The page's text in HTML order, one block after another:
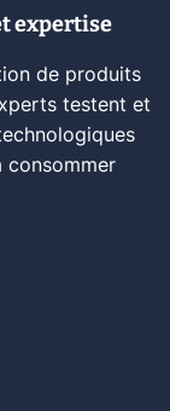
expertise
de produits
testent et
consommer